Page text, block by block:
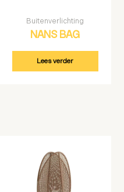
Buitenverlichting
NANS BAG
Lees verder